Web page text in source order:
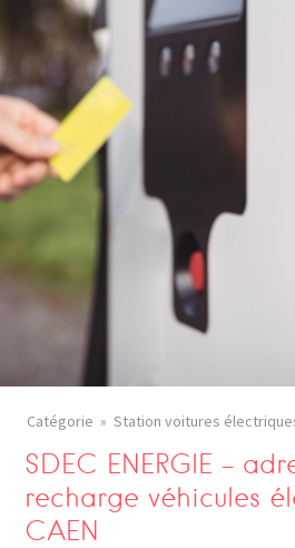
Catégorie Station voitures
SDEC ENERGIE –
recharge véhicules
CAEN